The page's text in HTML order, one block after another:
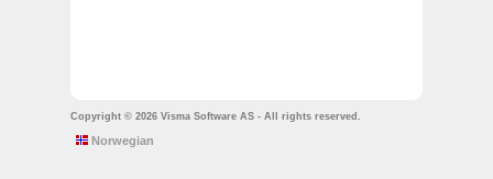
Copyright © 2026 Visma Software AS - All rights reserved.
Norwegian